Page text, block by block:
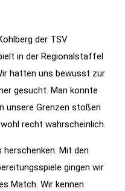
der TSV
in der Regionalstaffel
hatten uns bewusst zur
gesucht. Man konnte
unsere Grenzen stoßen
recht wahrscheinlich.
Mit den
gingen wir
Match. Wir kennen